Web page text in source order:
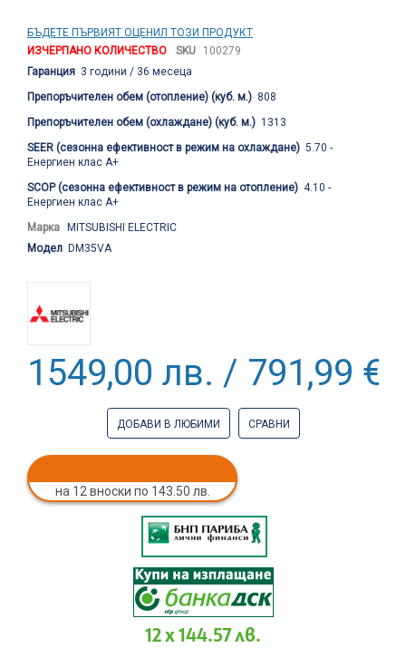
БЪДЕТЕ ПЪРВИЯТ ОЦЕНИЛ ТОЗИ ПРОДУКТ
ИЗЧЕРПАНО КОЛИЧЕСТВО
SKU
100279
Гаранция 3 години / 36 месеца
Препоръчителен обем (отопление) (куб. м.) 808
Препоръчителен обем (охлаждане) (куб. м.) 1313
SEER (сезонна ефективност в режим на охлаждане) 5.70 -
Енергиен клас A+
SCOP (сезонна ефективност в режим на отопление) 4.10 -
Енергиен клас A+
Марка MITSUBISHI ELECTRIC
Модел DM35VA
1549,00 лв. / 791,99 €
ДОБАВИ В ЛЮБИМИ СРАВНИ
на 12 вноски по 143.50 лв.
12 x 144.57 лв.